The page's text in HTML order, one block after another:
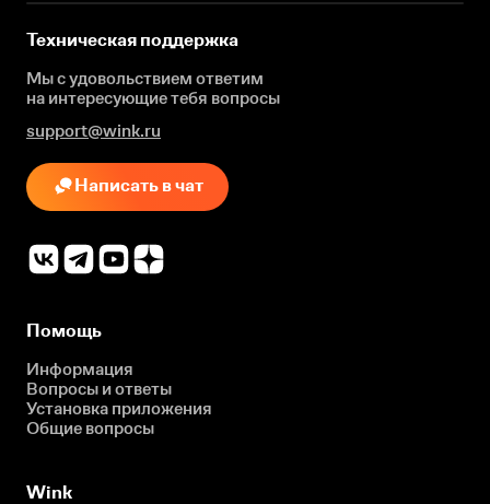
Техническая поддержка
Мы с удовольствием ответим
на интересующиетебя вопросы
support@wink.ru
Написать в чат
Помощь
Информация
Вопросы и ответы
Установка приложения
Общие вопросы
Wink